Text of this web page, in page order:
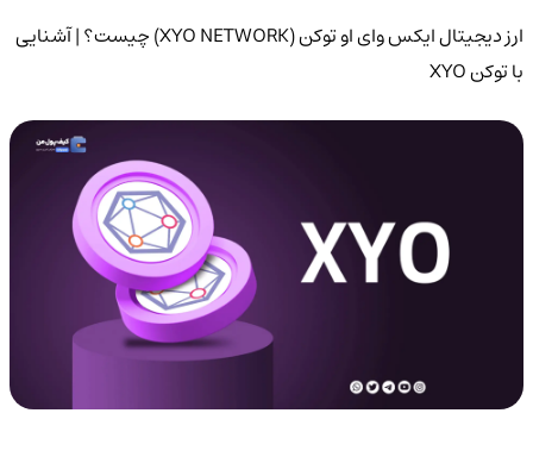
ارز دیجیتال ایکس وای او توکن (XYO NETWORK) چیست؟ | آشنایی
با توکن XYO